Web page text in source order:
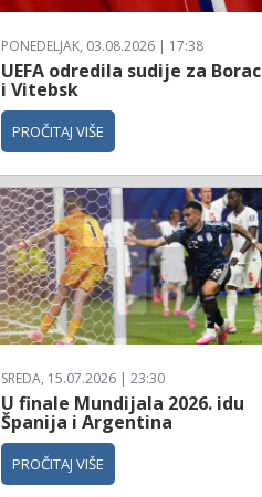
PONEDELJAK, 03.08.2026 | 17:38
UEFA odredila sudije za Borac
i Vitebsk
PROČITAJ VIŠE
SREDA, 15.07.2026 | 23:30
U finale Mundijala 2026. idu
Španija i Argentina
PROČITAJ VIŠE